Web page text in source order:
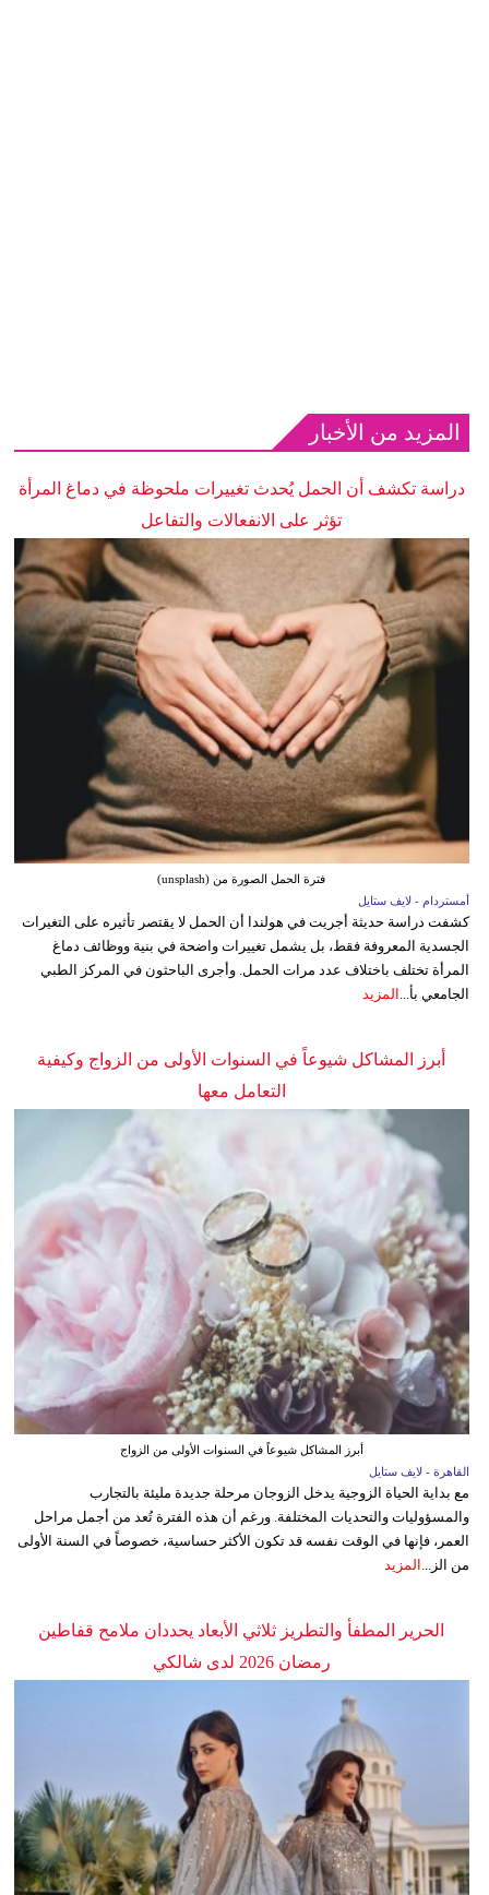
المزيد من الأخبار
دراسة تكشف أن الحمل يُحدث تغييرات ملحوظة في دماغ المرأة
تؤثر على الانفعالات والتفاعل
فترة الحمل الصورة من (unsplash)
أمستردام - لايف ستايل
كشفت دراسة حديثة أجريت في هولندا أن الحمل لا يقتصر تأثيره على التغيرات
الجسدية المعروفة فقط، بل يشمل تغييرات واضحة في بنية ووظائف دماغ
المرأة تختلف باختلاف عدد مرات الحمل. وأجرى الباحثون في المركز الطبي
الجامعي بأ... المزيد
أبرز المشاكل شيوعاً في السنوات الأولى من الزواج وكيفية
التعامل معها
أبرز المشاكل شيوعاً في السنوات الأولى من الزواج
القاهرة - لايف ستايل
مع بداية الحياة الزوجية يدخل الزوجان مرحلة جديدة مليئة بالتجارب
والمسؤوليات والتحديات المختلفة. ورغم أن هذه الفترة تُعد من أجمل مراحل
العمر، فإنها في الوقت نفسه قد تكون الأكثر حساسية، خصوصاً في السنة الأولى
من الز...
المزيد
الحرير المطفأ والتطريز ثلاثي الأبعاد يحددان ملامح قفاطين
رمضان 2026 لدى شالكي